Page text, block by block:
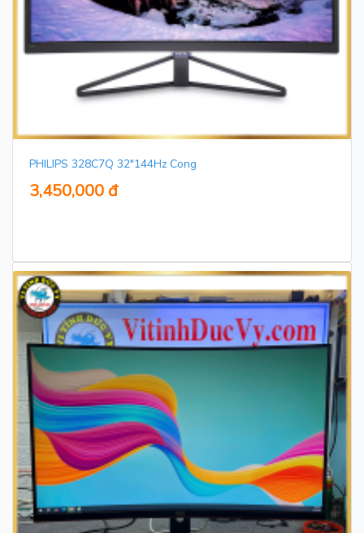
PHILIPS 328C7Q 32"144Hz Cong
3,450,000 đ